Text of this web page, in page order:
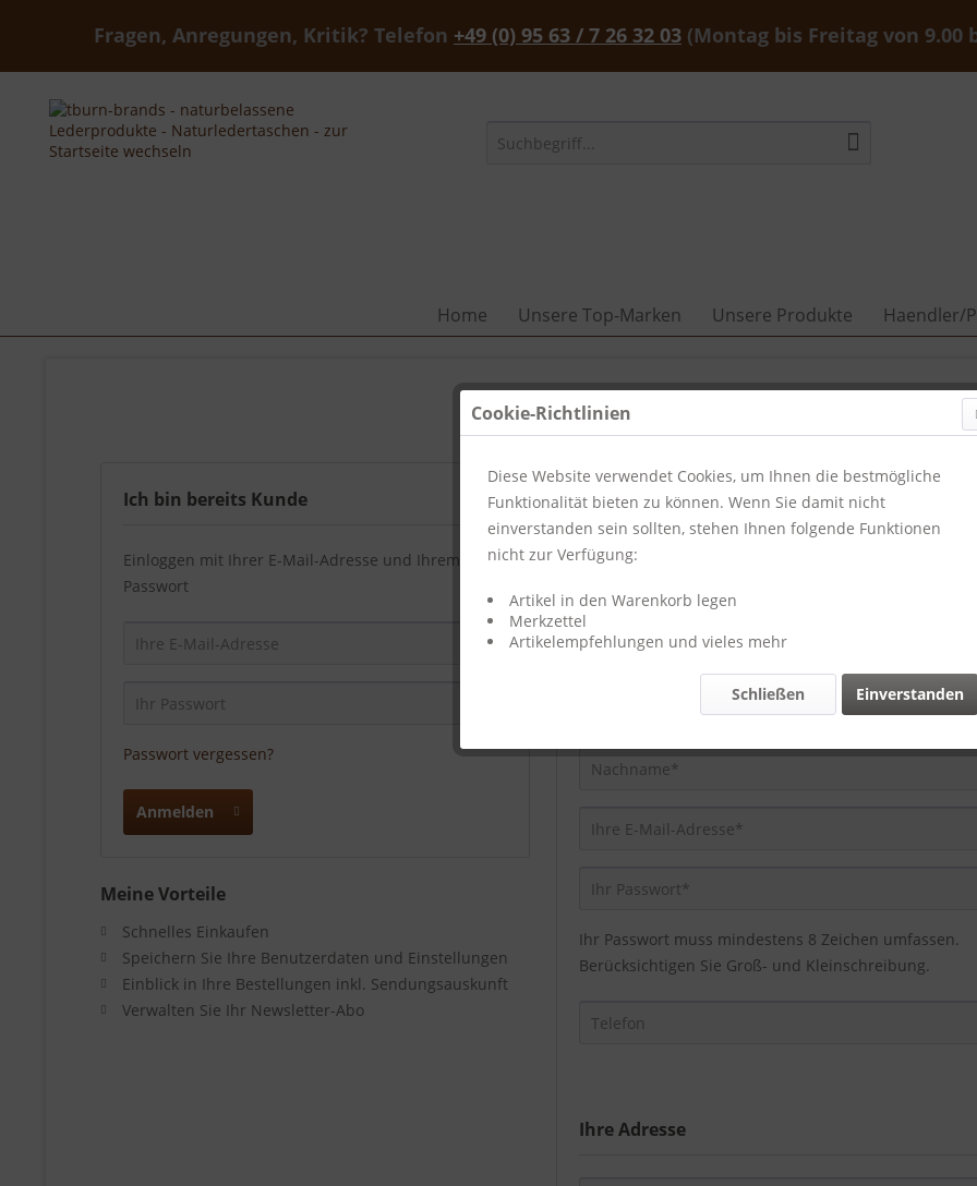
Fragen, Anregungen, Kritik? Telefon +49 (0) 95 63 / 7 26 32 03 (Montag bis Freitag von 9.00
Home Unsere Top-Marken Unsere Produkte Haendler/
Ich bin Neukunde
Ihr Passwort muss mindestens 8 Zeichen umfassen.
Berücksichtigen Sie Groß- und Kleinschreibung.
Ihre Adresse
Ich bin bereits Kunde
Einloggen mit Ihrer E-Mail-Adresse und Ihrem
Passwort
Passwort vergessen?
Anmelden
Meine Vorteile
Schnelles Einkaufen
Speichern Sie Ihre Benutzerdaten und Einstellungen
Einblick in Ihre Bestellungen inkl. Sendungsauskunft
Verwalten Sie Ihr Newsletter-Abo
Cookie-Richtlinien
Diese Website verwendet Cookies, um Ihnen die bestmögliche
Funktionalität bieten zu können. Wenn Sie damit nicht
einverstanden sein sollten, stehen Ihnen folgende Funktionen
nicht zur Verfügung:
Artikel in den Warenkorb legen
Merkzettel
Artikelempfehlungen und vieles mehr
Einverstanden
Schließen